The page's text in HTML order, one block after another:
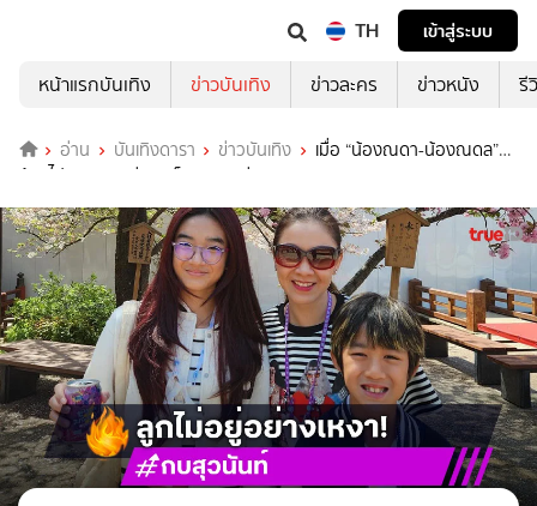
TH
เข้าสู่ระบบ
หน้าแรกบันเทิง
ข่าวบันเทิง ข่าวละคร ข่าวหนัง รี
อ่าน บันเทิงดารา ข่าวบันเทิง
เมื่อ “น้องณดา-น้องณดล”
ต้องไป camp “แม่กบ” ก็จะเหงาหน่อย!